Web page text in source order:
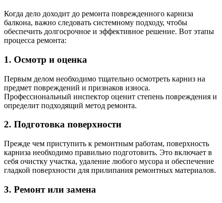
Когда дело доходит до ремонта поврежденного карниза
балкона, важно следовать системному подходу, чтобы
обеспечить долгосрочное и эффективное решение. Вот этапы
процесса ремонта:
1. Осмотр и оценка
Первым делом необходимо тщательно осмотреть карниз на
предмет повреждений и признаков износа.
Профессиональный инспектор оценит степень повреждения и
определит подходящий метод ремонта.
2. Подготовка поверхности
Прежде чем приступить к ремонтным работам, поверхность
карниза необходимо правильно подготовить. Это включает в
себя очистку участка, удаление любого мусора и обеспечение
гладкой поверхности для прилипания ремонтных материалов.
3. Ремонт или замена